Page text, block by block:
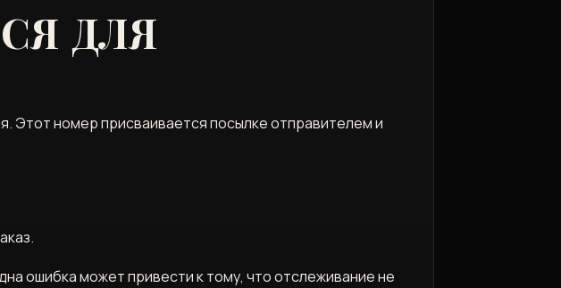
ДЛЯ
Этот номер присваивается посылке отправителем и
ошибка может привести к тому‚ что отслеживание не